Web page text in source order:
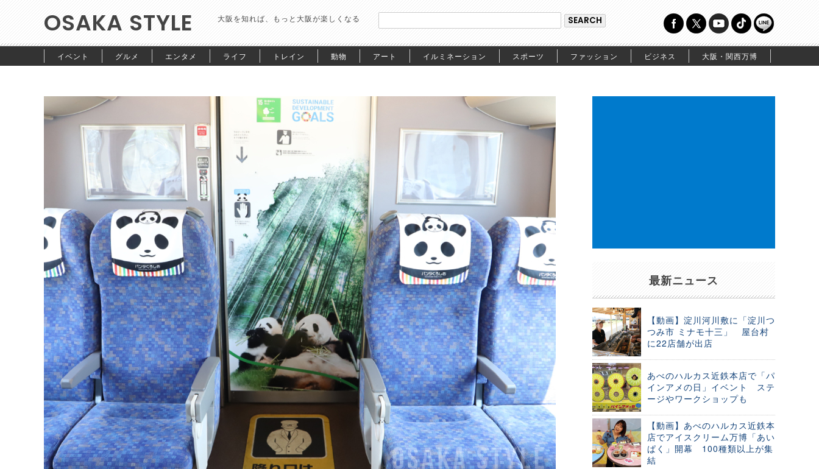
OSAKA STYLE 大阪を知れば、もっと大阪が楽しくなる
イベント グルメ エンタメ ライフ トレイン 動物 アート イルミネーション スポーツ ファッション ビジネス 大阪・関西万博
最新ニュース
【動画】淀川河川敷に「淀川つ
つみ市 ミナモ十三」 屋台村
に22店舗が出店
あべのハルカス近鉄本店で「パ
インアメの日」イベント ステ
ージやワークショップも
【動画】あべのハルカス近鉄本
店でアイスクリーム万博「あい
ぱく」開幕 100種類以上が集
結